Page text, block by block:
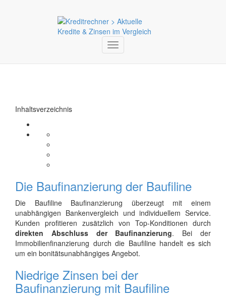
Toggle
navigation
Inhaltsverzeichnis
Die Baufinanzierung der Baufiline
Die Baufiline Baufinanzierung überzeugt mit einem
unabhängigen Bankenvergleich und individuellem Service.
Kunden profitieren zusätzlich von Top-Konditionen durch
direkten Abschluss der Baufinanzierung. Bei der
Immobilienfinanzierung durch die Baufiline handelt es sich
um ein bonitätsunabhängiges Angebot.
Niedrige Zinsen bei der
Baufinanzierung mit Baufiline